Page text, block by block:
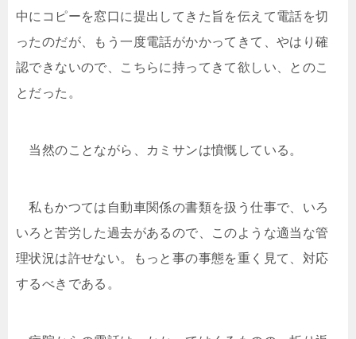
中にコピーを窓口に提出してきた旨を伝えて電話を切
ったのだが、もう一度電話がかかってきて、やはり確
認できないので、こちらに持ってきて欲しい、とのこ
とだった。
当然のことながら、カミサンは憤慨している。
私もかつては自動車関係の書類を扱う仕事で、いろ
いろと苦労した過去があるので、このような適当な管
理状況は許せない。もっと事の事態を重く見て、対応
するべきである。